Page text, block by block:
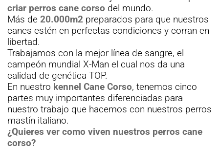
criar perros cane corso del mundo.
Más de 20.000m2 preparados para que nuestros
canes estén en perfectas condiciones y corran en
libertad.
Trabajamos con la mejor línea de sangre, el
campeón mundial X-Man el cual nos da una
calidad de genética TOP.
En nuestro kennel Cane Corso, tenemos cinco
partes muy importantes diferenciadas para
nuestro trabajo que hacemos con nuestros perros
mastín italiano.
¿Quieres ver como viven nuestros perros cane
corso?